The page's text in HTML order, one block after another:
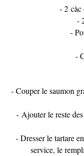
- 2 càc
-
-
-
- Couper le saumon
- Ajouter le reste
- Dresser le tartare
service, le